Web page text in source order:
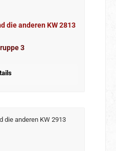
die anderen KW 2813
3